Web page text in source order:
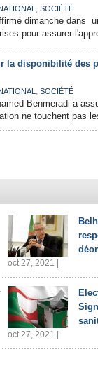
, SOCIÉTÉ
dimanche dans
pour assurer
la disponibilité des
, SOCIÉTÉ
Benmeradi a
ne touchent pas
oct 27, 2021 |
oct 27, 2021 |